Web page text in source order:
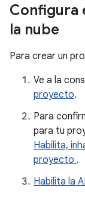
Configura
la nube
Para crear un
Ve a la
proyecto.
Para
para tu
Habilita,
proyecto .
Habilita la